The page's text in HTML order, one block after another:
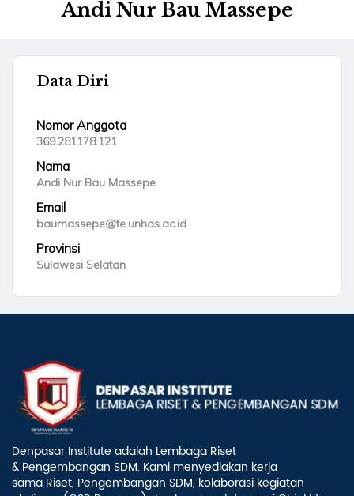
Andi Nur Bau Massepe
Data Diri
Nomor Anggota
369.281178.121
Nama
Andi Nur Bau Massepe
Email
baumassepe@fe.unhas.ac.id
Provinsi
Sulawesi Selatan
Denpasar Institute adalah Lembaga Riset
& Pengembangan SDM. Kami menyediakan kerja
sama Riset, Pengembangan SDM, kolaborasi kegiatan